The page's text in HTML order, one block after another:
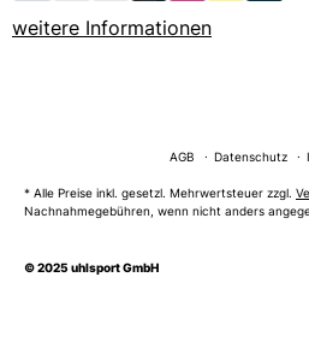
weitere Informationen
AGB Datenschutz
© 2025 uhlsport GmbH
* Alle Preise inkl. gesetzl. Mehrwertsteuer zzgl.
Nachnahmegebühren, wenn nicht anders